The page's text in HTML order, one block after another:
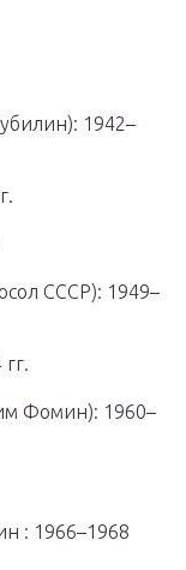
1942–
СССР): 1949–
Фомин): 1960–
: 1966–1968